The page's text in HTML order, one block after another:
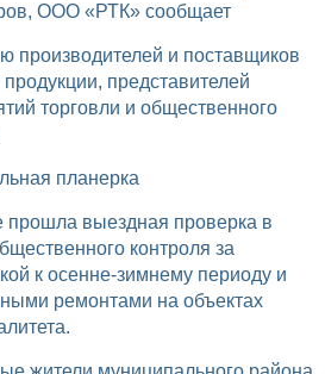
ООО «РТК» сообщает
представителей
торговли и общественного
планерка
контроля за
к осенне-зимнему периоду и
ремонтами на объектах